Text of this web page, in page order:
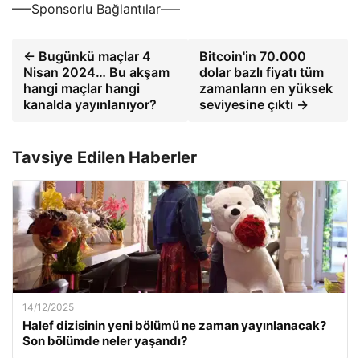
—–Sponsorlu Bağlantılar—–
← Bugünkü maçlar 4
Nisan 2024… Bu akşam
hangi maçlar hangi
kanalda yayınlanıyor?
Bitcoin'in 70.000
dolar bazlı fiyatı tüm
zamanların en yüksek
seviyesine çıktı →
Tavsiye Edilen Haberler
14/12/2025
Halef dizisinin yeni bölümü ne zaman yayınlanacak?
Son bölümde neler yaşandı?